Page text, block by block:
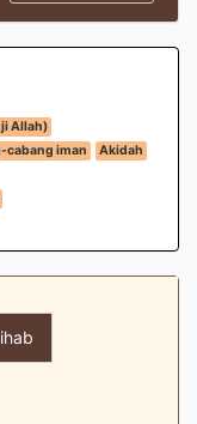
Allah)
cabang iman
Akidah